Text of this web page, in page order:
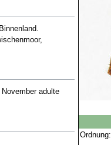
Ordnung:
adulte